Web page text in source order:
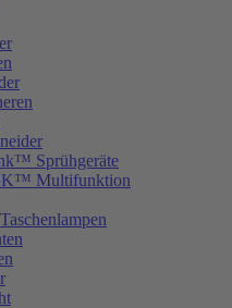
Sprühgeräte
Multifunktion